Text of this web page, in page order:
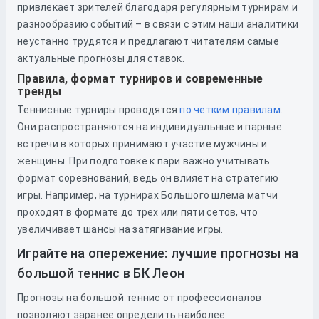
привлекает зрителей благодаря регулярным турнирам и
разнообразию событий – в связи с этим наши аналитики
неустанно трудятся и предлагают читателям самые
актуальные прогнозы для ставок.
Правила, формат турниров и современные
тренды
Теннисные турниры проводятсяпо четким правилам
Они распространяются на индивидуальные и парные
встречи в которых принимают участие мужчины и
женщины. При подготовке к пари важно учитывать
формат соревнований, ведь он влияет на стратегию
игры. Например, на турнирах Большого шлема матчи
проходят в формате до трех или пяти сетов, что
увеличивает шансы на затягивание игры.
Играйте на опережение: лучшие прогнозы на
большой теннис в БК Леон
Прогнозы на большой теннис от профессионалов
позволяют заранее определить наиболее